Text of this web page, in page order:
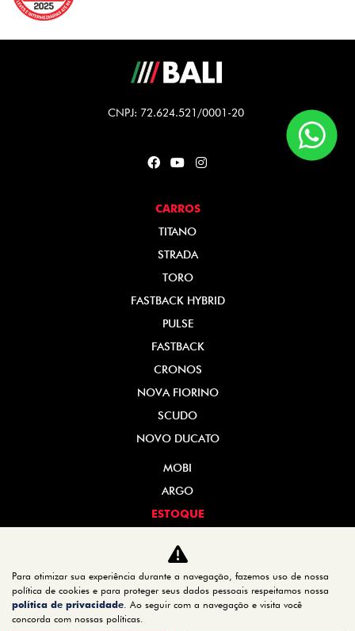
CNPJ: 72.624.521/0001-20
CARROS
TITANO
STRADA
TORO
FASTBACK HYBRID
PULSE
FASTBACK
CRONOS
NOVA FIORINO
SCUDO
NOVO DUCATO
MOBI
ARGO
ESTOQUE
SEMINOVOS
OFERTAS
VENDA DIRETA
Para otimizar sua experiência durante a navegação, fazemos uso de nossa
política de cookies e para proteger seus dados pessoais respeitamos nossa
política de privacidade. Ao seguir com a navegação e visita você
concorda com nossas políticas.